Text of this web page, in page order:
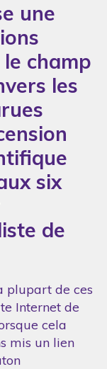
une
champ
les
six
de
plupart de ces
Internet de
cela
mis un lien